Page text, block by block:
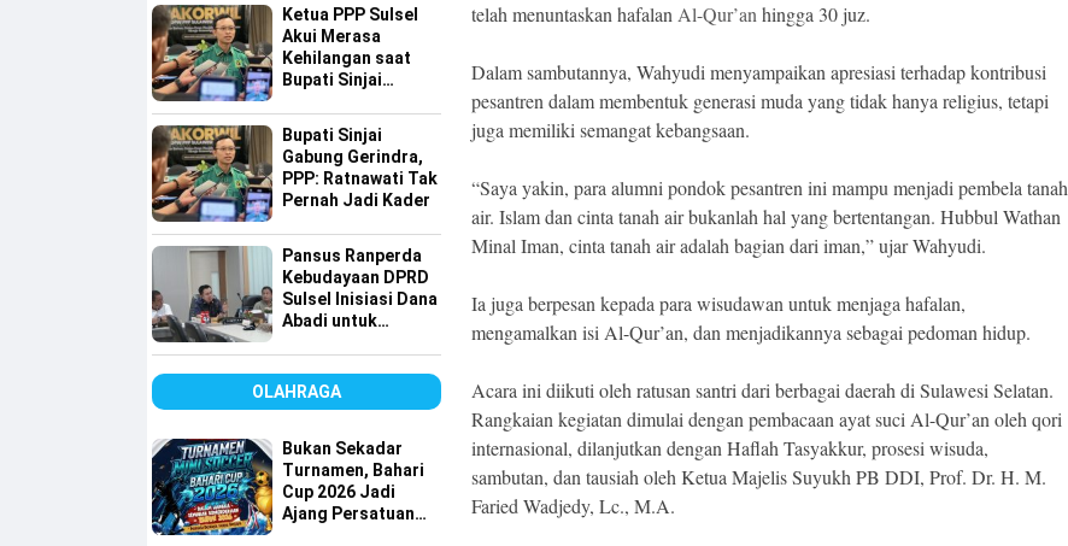
Ketua PPP Sulsel
Akui Merasa
Kehilangan saat
Bupati Sinjai
Bupati Sinjai
Gabung Gerindra,
PPP: Ratnawati Tak
Pernah Jadi Kader
Pansus Ranperda
Kebudayaan DPRD
Sulsel Inisiasi Dana
Abadi untuk
OLAHRAGA
Bukan Sekadar
Turnamen, Bahari
Cup 2026 Jadi
Ajang Persatuan
telah menuntaskan hafalan Al-Qur’an hingga 30 juz.
Dalam sambutannya, Wahyudi menyampaikan apresiasi terhadap kontribusi
pesantren dalam membentuk generasi muda yang tidak hanya religius, tetapi
juga memiliki semangat kebangsaan.
“Saya yakin, para alumni pondok pesantren ini mampu menjadi pembela tanah
air. Islam dan cinta tanah air bukanlah hal yang bertentangan. Hubbul Wathan
Minal Iman, cinta tanah air adalah bagian dari iman,” ujar Wahyudi.
Ia juga berpesan kepada para wisudawan untuk menjaga hafalan,
mengamalkan isi Al-Qur’an, dan menjadikannya sebagai pedoman hidup.
Acara ini diikuti oleh ratusan santri dari berbagai daerah di Sulawesi Selatan.
Rangkaian kegiatan dimulai dengan pembacaan ayat suci Al-Qur’an oleh qori
internasional, dilanjutkan dengan Haflah Tasyakkur, prosesi wisuda,
sambutan, dan tausiah oleh Ketua Majelis Suyukh PB DDI, Prof. Dr. H. M.
Faried Wadjedy, Lc., M.A.